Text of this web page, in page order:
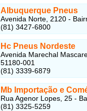
Albuquerque Pneus
Avenida Norte, 2120 -
(81) 3427-6800
Hc Pneus Nordeste
Avenida Marechal
51180-001
(81) 3339-6879
Mb Importação e
Rua Agenor Lopes, 25 -
(81) 3325-5259